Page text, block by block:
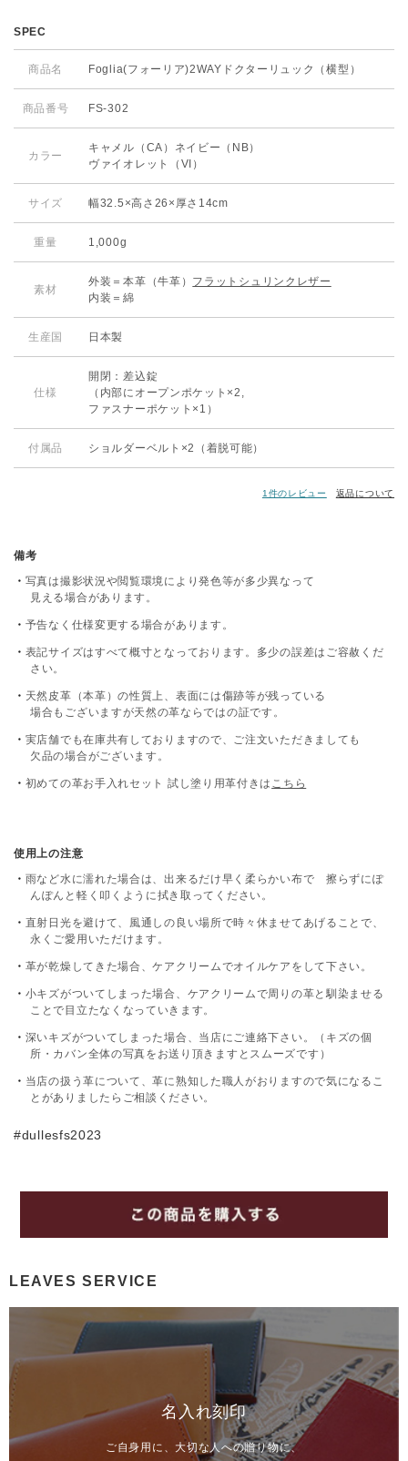
SPEC
商品名 Foglia(フォーリア)2WAYドクターリュック（横型）
商品番号 FS-302
カラー
キャメル（CA）ネイビー（NB）
ヴァイオレット（VI）
サイズ 幅32.5×高さ26×厚さ14cm
重量 1,000g
素材
外装＝本革（牛革） フラットシュリンクレザー
内装＝綿
生産国 日本製
仕様
開閉：差込錠
（内部にオープンポケット×2,
ファスナーポケット×1）
付属品 ショルダーベルト×2（着脱可能）
1件のレビュー 返品について
備考
写真は撮影状況や閲覧環境により発色等が多少異なって
見える場合があります。
予告なく仕様変更する場合があります。
表記サイズはすべて概寸となっております。多少の誤差はご容赦くだ
さい。
天然皮革（本革）の性質上、表面には傷跡等が残っている
場合もございますが天然の革ならではの証です。
実店舗でも在庫共有しておりますので、ご注文いただきましても
欠品の場合がございます。
初めての革お手入れセット 試し塗り用革付きは こちら
使用上の注意
雨など水に濡れた場合は、出来るだけ早く柔らかい布で 擦らずにぽ
んぽんと軽く叩くように拭き取ってください。
直射日光を避けて、風通しの良い場所で時々休ませてあげることで、
永くご愛用いただけます。
革が乾燥してきた場合、ケアクリームでオイルケアをして下さい。
小キズがついてしまった場合、ケアクリームで周りの革と馴染ませる
ことで目立たなくなっていきます。
深いキズがついてしまった場合、当店にご連絡下さい。（キズの個
所・カバン全体の写真をお送り頂きますとスムーズです）
当店の扱う革について、革に熟知した職人がおりますので気になるこ
とがありましたらご相談ください。
#dullesfs2023
LEAVES SERVICE
名入れ刻印
ご自身用に、大切な人への贈り物に、